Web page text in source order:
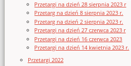
Przetargi na dzień 28 sierpnia 2023 r
Przetarg na dzień 8 sierpnia 2023 r.
Przetarg na dzień 2 sierpnia 2023 r.
Przetargi na dzień 27 czerwca 2023 r
Przetargi na dzień 16 czerwca 2023
Przetargi na dzień 14 kwietnia 2023 r.
Przetargi 2022